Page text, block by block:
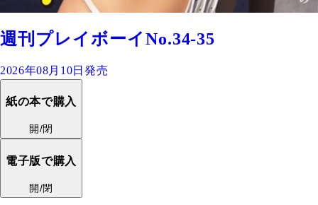
週刊プレイボーイNo.34-35
2026年08月10日発売
紙の本で購入
開/閉
電子版で購入
開/閉